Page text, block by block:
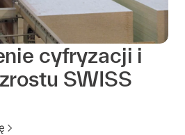
cyfryzacji i
SWISS